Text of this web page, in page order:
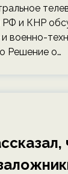
РФ и КНР
военно-
Решение о…